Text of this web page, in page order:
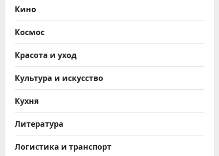
Кино
Космос
Красота и уход
Культура и искусство
Кухня
Литература
Логистика и транспорт